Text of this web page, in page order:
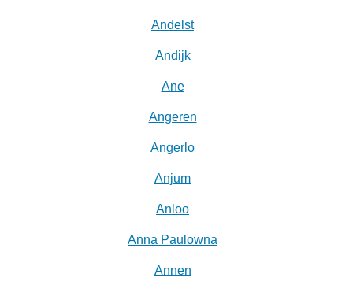
Andelst
Andijk
Ane
Angeren
Angerlo
Anjum
Anloo
Anna Paulowna
Annen